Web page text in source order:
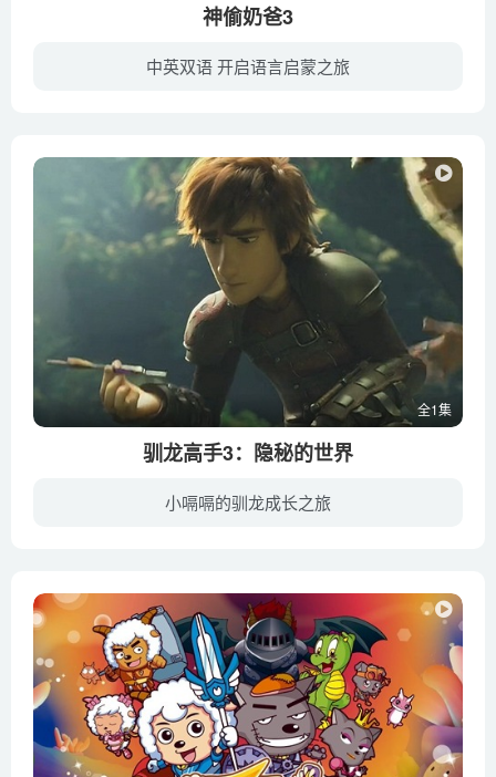
神偷奶爸3
中英双语 开启语言启蒙之旅
全1集
驯龙高手3：隐秘的世界
小嗝嗝的驯龙成长之旅